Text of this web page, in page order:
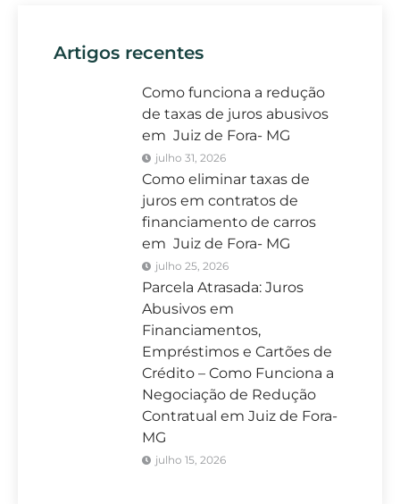
Artigos recentes
Como funciona a redução
de taxas de juros abusivos
em Juiz de Fora- MG
julho 31, 2026
Como eliminar taxas de
juros em contratos de
financiamento de carros
em Juiz de Fora- MG
julho 25, 2026
Parcela Atrasada: Juros
Abusivos em
Financiamentos,
Empréstimos e Cartões de
Crédito – Como Funciona a
Negociação de Redução
Contratual em Juiz de Fora-
MG
julho 15, 2026